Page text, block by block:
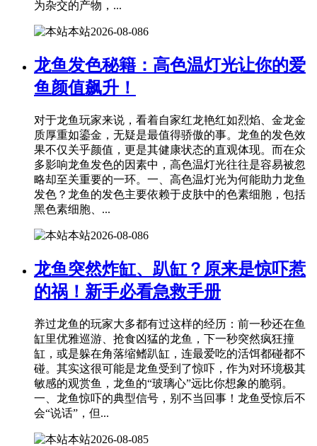
为杂交的产物，...
本站2026-08-086
龙鱼发色秘籍：高色温灯光让你的爱
鱼颜值飙升！
对于龙鱼玩家来说，看着自家红龙艳红如烈焰、金龙金
质厚重如鎏金，无疑是最值得骄傲的事。龙鱼的发色效
果不仅关乎颜值，更是其健康状态的直观体现。而在众
多影响龙鱼发色的因素中，高色温灯光往往是容易被忽
略却至关重要的一环。一、高色温灯光为何能助力龙鱼
发色？龙鱼的发色主要依赖于皮肤中的色素细胞，包括
黑色素细胞、...
本站2026-08-086
龙鱼突然炸缸、趴缸？原来是惊吓惹
的祸！新手必看急救手册
养过龙鱼的玩家大多都有过这样的经历：前一秒还在鱼
缸里优雅巡游、抢食凶猛的龙鱼，下一秒突然疯狂撞
缸，或是躲在角落缩鳍趴缸，连最爱吃的活饵都碰都不
碰。其实这很可能是龙鱼受到了惊吓，作为对环境极其
敏感的观赏鱼，龙鱼的“玻璃心”远比你想象的脆弱。
一、龙鱼惊吓的典型信号，别不当回事！龙鱼受惊后不
会“说话”，但...
本站2026-08-085